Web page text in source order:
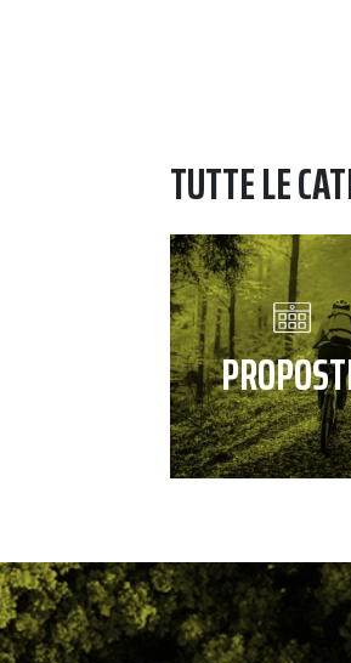
TUTTE LE